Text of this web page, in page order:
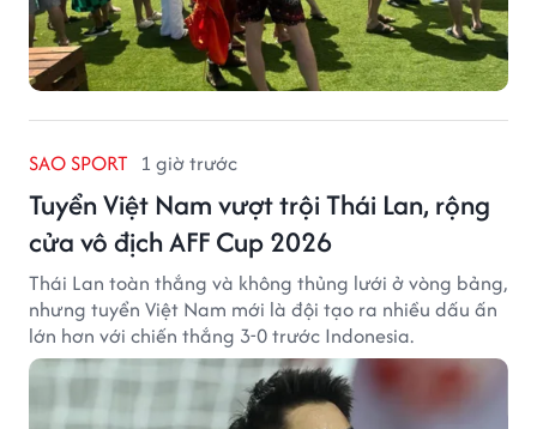
SAO SPORT 1 giờ trước
Tuyển Việt Nam vượt trội Thái Lan, rộng
cửa vô địch AFF Cup 2026
Thái Lan toàn thắng và không thủng lưới ở vòng bảng,
nhưng tuyển Việt Nam mới là đội tạo ra nhiều dấu ấn
lớn hơn với chiến thắng 3-0 trước Indonesia.